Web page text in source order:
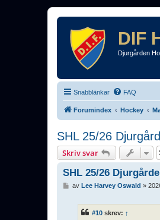
DIF
Djurgården
Snabblänkar FAQ
Forumindex Hockey
SHL 25/26
Skriv svar
SHL 25/26
av Lee Harvey Oswald »
#10 skrev: ↑